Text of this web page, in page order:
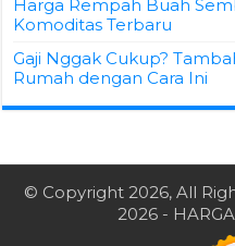
Harga Rempah Buah
Komoditas Terbaru
Gaji Nggak Cukup?
Rumah dengan Cara Ini
© Copyright 2026, All
2026-